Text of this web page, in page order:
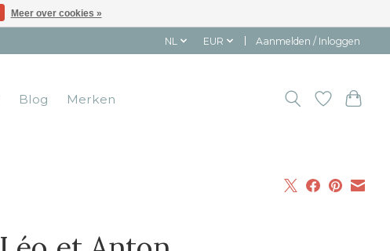
NL EUR Aanmelden / Inloggen
Blog Merken
Meer over cookies »